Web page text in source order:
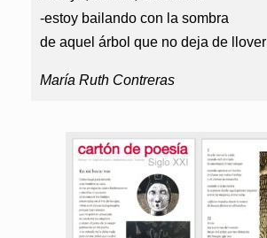
-estoy bailando con la sombra
de aquel árbol que no deja de llover
María Ruth Contreras